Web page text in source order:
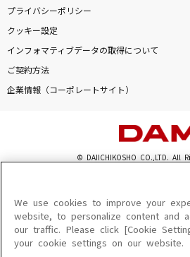
プライバシーポリシー
クッキー設定
インフォマティブデータの取得について
ご契約方法
企業情報（コーポレートサイト）
© DAIICHIKOSHO CO.,LTD. All
このサイトに掲載されている一切の文章・画像・
を問わず、著作権法の定める範囲を超えて無断で複
を禁じます。
楽曲及びコンテンツは、機種によりご利用いただけ
楽曲及びコンテンツの配信日、配信内容が変更にな
We use cookies to improve your
website, to personalize content and
our traffic. Please click [Cookie
your cookie settings on our website.